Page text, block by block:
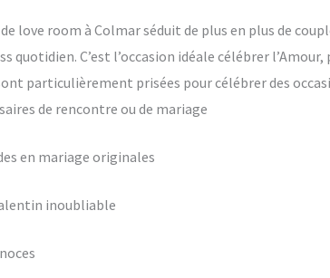
love room à Colmar séduit de plus en plus de
quotidien. C’est l’occasion idéale célébrer
particulièrement prisées pour célébrer des
de rencontre ou de mariage
en mariage originales
inoubliable